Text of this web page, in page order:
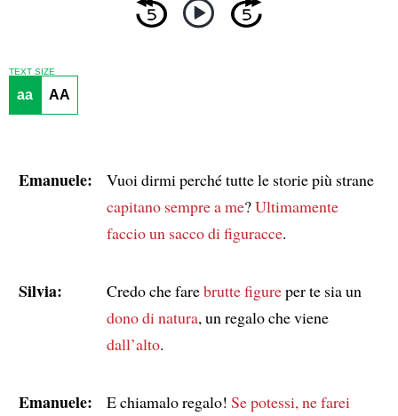
TEXT SIZE
aa AA
Emanuele:
Vuoi dirmi perché tutte le storie più strane
capitano sempre a me?Ultimamente
faccio un sacco di figuracce.
Silvia: Credo che farebrutte figureper te sia un
dono di natura, un regalo che viene
dall’alto.
Emanuele: E chiamalo regalo! Se potessi, ne farei